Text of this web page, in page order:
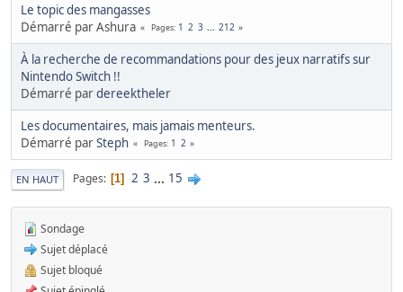
Le topic des mangasses
Démarré par Ashura
Pages 1 2 3 ... 212
À la recherche de recommandations pour des jeux narratifs sur
Nintendo Switch !!
Démarré pardereektheler
Les documentaires, mais jamais menteurs.
Démarré parSteph Pages 1 2
EN HAUT Pages 1 2 3 ... 15
Sondage
Sujet déplacé
Sujet bloqué